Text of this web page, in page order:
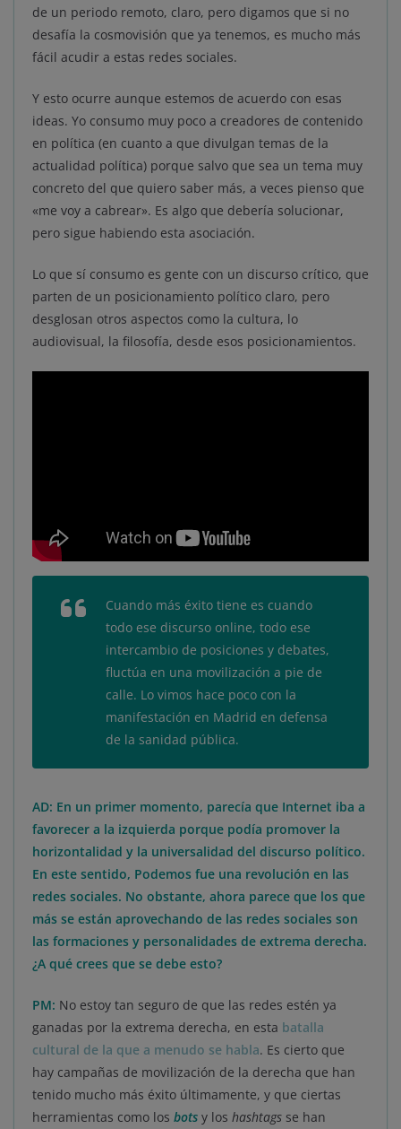
de un periodo remoto, claro, pero digamos que si no
desafía la cosmovisión que ya tenemos, es mucho más
fácil acudir a estas redes sociales.
Y esto ocurre aunque estemos de acuerdo con esas
ideas. Yo consumo muy poco a creadores de contenido
en política (en cuanto a que divulgan temas de la
actualidad política) porque salvo que sea un tema muy
concreto del que quiero saber más, a veces pienso que
«me voy a cabrear». Es algo que debería solucionar,
pero sigue habiendo esta asociación.
Lo que sí consumo es gente con un discurso crítico, que
parten de un posicionamiento político claro, pero
desglosan otros aspectos como la cultura, lo
audiovisual, la filosofía, desde esos posicionamientos.
Cuando más éxito tiene es cuando
todo ese discurso online, todo ese
intercambio de posiciones y debates,
fluctúa en una movilización a pie de
calle. Lo vimos hace poco con la
manifestación en Madrid en defensa
de la sanidad pública.
AD: En un primer momento, parecía que Internet iba a
favorecer a la izquierda porque podía promover la
horizontalidad y la universalidad del discurso político.
En este sentido, Podemos fue una revolución en las
redes sociales. No obstante, ahora parece que los que
más se están aprovechando de las redes sociales son
las formaciones y personalidades de extrema derecha.
¿A qué crees que se debe esto?
PM: No estoy tan seguro de que las redes estén ya
ganadas por la extrema derecha, en esta batalla
cultural de la que a menudo se habla. Es cierto que
hay campañas de movilización de la derecha que han
tenido mucho más éxito últimamente, y que ciertas
herramientas como los bots y los hashtags se han